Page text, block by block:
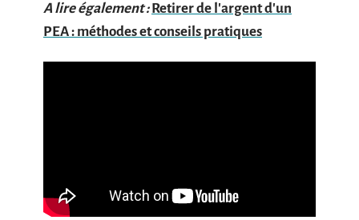
A lire également : Retirer de l'argent d'un
PEA : méthodes et conseils pratiques